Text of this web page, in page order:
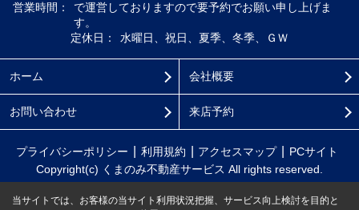
営業時間：
で運営しておりますので要予約でお願い申し上げま
す。
定休日：
水曜日、祝日、夏季、冬季、ＧＷ
ホーム 会社概要
お問い合わせ 来店予約
プライバシーポリシー 利用規約 アクセスマップ
PCサイト
Copyright(c) くまのみ不動産サービス All rights reserved.
当サイトでは、お客様の当サイト利用状況把握、サービス向上検討を目的と